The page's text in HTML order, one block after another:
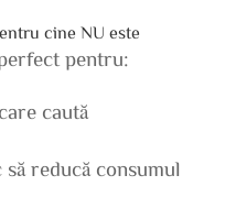
cine NU este
pentru:
caută
reducă consumul